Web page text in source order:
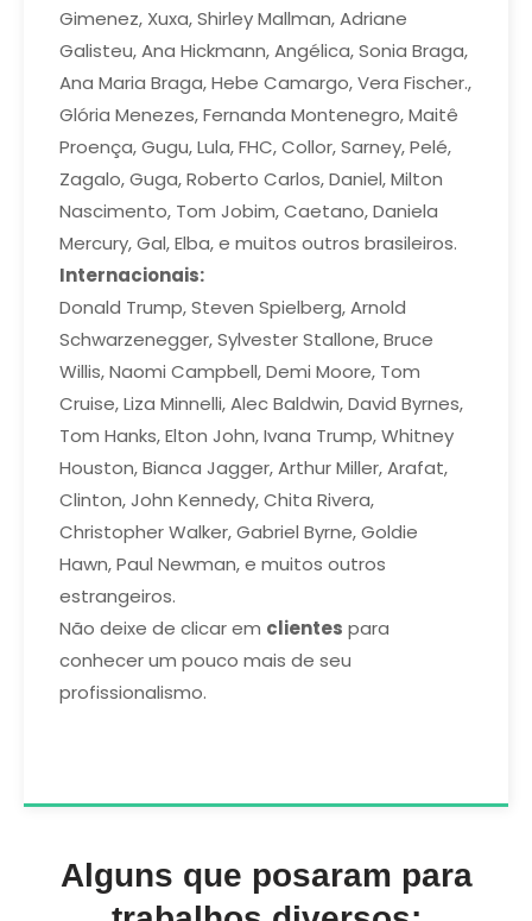
Gimenez, Xuxa, Shirley Mallman, Adriane
Galisteu, Ana Hickmann, Angélica, Sonia Braga,
Ana Maria Braga, Hebe Camargo, Vera Fischer.,
Glória Menezes, Fernanda Montenegro, Maitê
Proença, Gugu, Lula, FHC, Collor, Sarney, Pelé,
Zagalo, Guga, Roberto Carlos, Daniel, Milton
Nascimento, Tom Jobim, Caetano, Daniela
Mercury, Gal, Elba, e muitos outros brasileiros.
Internacionais:
Donald Trump, Steven Spielberg, Arnold
Schwarzenegger, Sylvester Stallone, Bruce
Willis, Naomi Campbell, Demi Moore, Tom
Cruise, Liza Minnelli, Alec Baldwin, David Byrnes,
Tom Hanks, Elton John, Ivana Trump, Whitney
Houston, Bianca Jagger, Arthur Miller, Arafat,
Clinton, John Kennedy, Chita Rivera,
Christopher Walker, Gabriel Byrne, Goldie
Hawn, Paul Newman, e muitos outros
estrangeiros.
Não deixe de clicar em clientes para
conhecer um pouco mais de seu
profissionalismo.
Alguns que posaram para